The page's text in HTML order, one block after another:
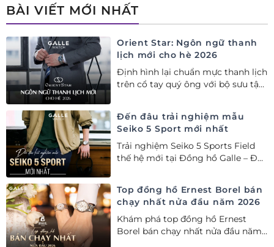
BÀI VIẾT MỚI NHẤT
Orient Star: Ngôn ngữ thanh
lịch mới cho hè 2026
Định hình lại chuẩn mực thanh lịch
trên cổ tay quý ông với bộ sưu tập
Đến đâu trải nghiệm mẫu
Seiko 5 Sport mới nhất
Trải nghiệm Seiko 5 Sports Field
thế hệ mới tại Đồng hồ Galle – Đại
Top đồng hồ Ernest Borel bán
chạy nhất nửa đầu năm 2026
Khám phá top đồng hồ Ernest
Borel bán chạy nhất nửa đầu năm